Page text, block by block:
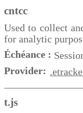
cntcc
Used to collect
for analytic
Échéance :
Provider:
t.js